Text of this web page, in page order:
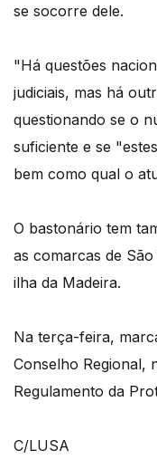
se socorre dele.
"Há questões
judiciais, mas há
questionando se o
suficiente e se
bem como qual o
O bastonário tem
as comarcas de
ilha da Madeira.
Na terça-feira,
Conselho Regional,
Regulamento da
C/LUSA